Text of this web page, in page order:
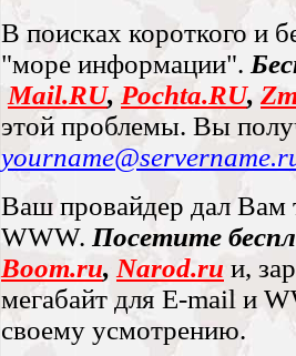
В поисках короткого и
"море информации".
Mail.RU, Pochta.RU,
этой проблемы. Вы
Ваш провайдер дал Вам
WWW. Посетите
Boom.ru, Narod.ru и,
мегабайт для E-mail и
своему усмотрению.